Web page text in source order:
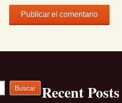
Buscar
Recent Posts